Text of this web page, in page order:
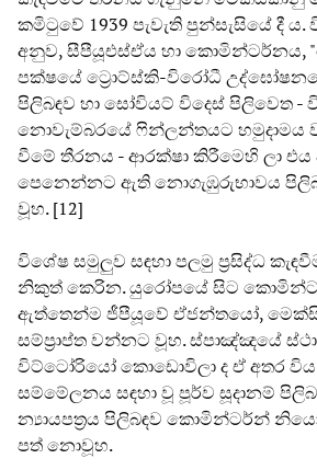
කමිටුවේ 1939 පැවැති පුන්සැසියේ දී ය.
අනුව, සීපීයූඑස්ඒය හා කොමින්ටර්නය,
පක්ෂයේ ට්‍රොට්ස්කි-විරෝධී
පිලිබඳව හා සෝවියට් විදෙස් පිලිවෙත -
නොවැම්බරයේ ෆින්ලන්තයට හමුදාමය
වීමේ තීරනය - ආරක්ෂා කිරීමෙහි ලා එය
පෙනෙන්නට ඇති නොගැඹුරුභාවය
වූහ. [12]
විශේෂ සමුලුව සඳහා පලමු ප්‍රසිද්ධ
නිකුත් කෙරින. යුරෝපයේ සිට
ඇත්තෙන්ම ජීපීයූවේ ඒජන්තයෝ,
සම්ප්‍රාප්ත වන්නට වූහ. ස්පාඤ්ඤයේ
විට්ටෝරියෝ කොඩොවිලා ද ඒ අතර
සම්මේලනය සඳහා වූ පූර්ව සූදානම්
න්‍යායපත්‍රය පිලිබඳව කොමින්ටර්න්
පත් නොවූහ.